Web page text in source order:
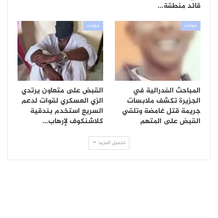
قائد منطقة…
حوادث
المباحث الفدرالية في
الجزيرة تكشف ملابسات
جريمة قتل غامضة وتلقي
القبض على المتهم
حوادث
القبض على متعاون يرتدي
الزي العسكري لقوات لدعم
السريع استخدم بندقية
كلاشنكوف لإرهاب…
تحميل المزيد